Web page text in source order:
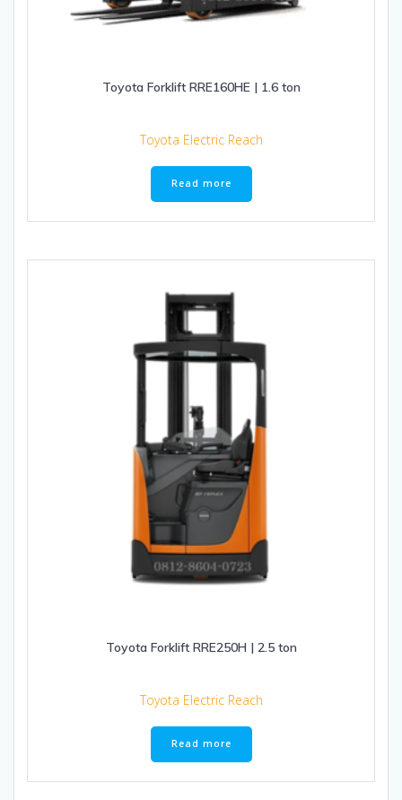
Toyota Forklift RRE160HE | 1.6 ton
Toyota Electric Reach
Read more
Toyota Forklift RRE250H | 2.5 ton
Toyota Electric Reach
Read more